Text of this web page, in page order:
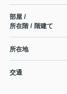
部屋 /
所在階 / 階建て
所在地
交通